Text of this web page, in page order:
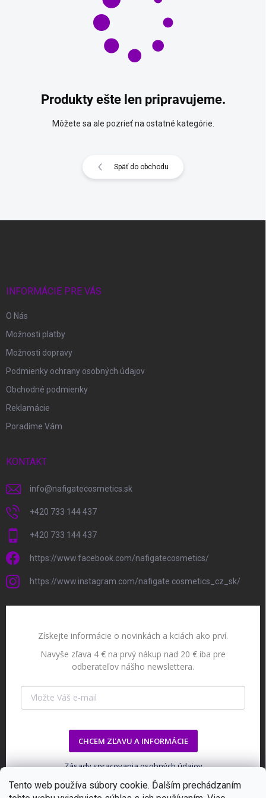
Tento web používa súbory cookie. Ďalším prechádzaním
Produkty ešte len pripravujeme.
Môžete sa ale pozrieť na ostatné kategórie.
Späť do obchodu
INFORMÁCIE PRE VÁS
O Nás
Možnosti platby
Možnosti dopravy
Podmienky ochrany osobných údajov
Obchodné podmienky
Reklamácie
Poradíme Vám
KONTAKT
info@nafigatecosmetics.sk
+420 733 144 437
+420 733 144 437
https://www.facebook.com/nafigatecosmetics/
https://www.instagram.com/nafigate.cosmetics_cz_sk/
Získejte informácie o novinkách a kciách ako prví.
Navyše zľava 4 € na prvý nákup nad 20 € iba pre
odberateľov nášho newslettera.
CHCEM ZĽAVU A INFORMÁCIE
Zásady spracovania osobných údajov